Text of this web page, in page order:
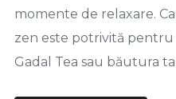
momente de relaxare.
zen este potrivită pentru
Gadal Tea sau băutura